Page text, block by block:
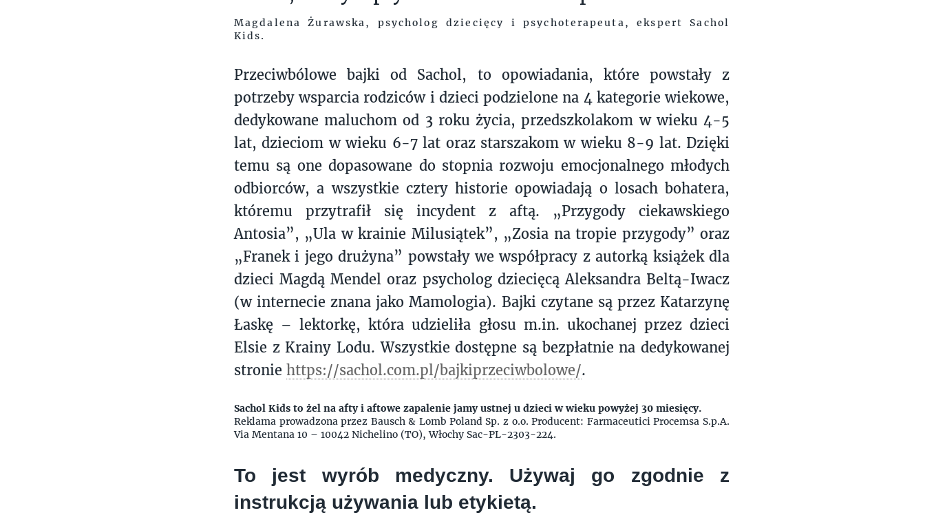
Magdalena Żurawska, psycholog dziecięcy i psychoterapeuta, ekspert Sachol
Kids.
Przeciwbólowe bajki od Sachol, to opowiadania, które powstały z
potrzeby wsparcia rodziców i dzieci podzielone na 4 kategorie wiekowe,
dedykowane maluchom od 3 roku życia, przedszkolakom w wieku 4-5
lat, dzieciom w wieku 6-7 lat oraz starszakom w wieku 8-9 lat. Dzięki
temu są one dopasowane do stopnia rozwoju emocjonalnego młodych
odbiorców, a wszystkie cztery historie opowiadają o losach bohatera,
któremu przytrafił się incydent z aftą. „Przygody ciekawskiego
Antosia”, „Ula w krainie Milusiątek”, „Zosia na tropie przygody” oraz
„Franek i jego drużyna” powstały we współpracy z autorką książek dla
dzieci Magdą Mendel oraz psycholog dziecięcą Aleksandra Beltą-Iwacz
(w internecie znana jako Mamologia). Bajki czytane są przez Katarzynę
Łaskę – lektorkę, która udzieliła głosu m.in. ukochanej przez dzieci
Elsie z Krainy Lodu. Wszystkie dostępne są bezpłatnie na dedykowanej
stronie https://sachol.com.pl/bajkiprzeciwbolowe/.
Sachol Kids to żel na afty i aftowe zapalenie jamy ustnej u dzieci w wieku powyżej 30 miesięcy.
Reklama prowadzona przez Bausch & Lomb Poland Sp. z o.o. Producent: Farmaceutici Procemsa S.p.A.
Via Mentana 10 – 10042 Nichelino (TO), Włochy Sac-PL-2303-224.
To jest wyrób medyczny. Używaj go zgodnie z
instrukcją używania lub etykietą.